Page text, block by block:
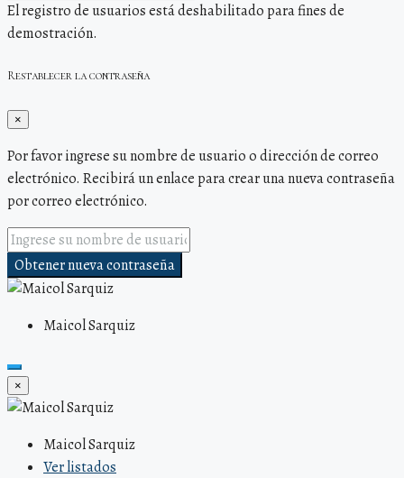
El registro de usuarios está deshabilitado para fines de
demostración.
Restablecer la contraseña
×
Por favor ingrese su nombre de usuario o dirección de correo
electrónico. Recibirá un enlace para crear una nueva contraseña
por correo electrónico.
Obtener nueva contraseña
Maicol Sarquiz
×
Maicol Sarquiz
Ver listados